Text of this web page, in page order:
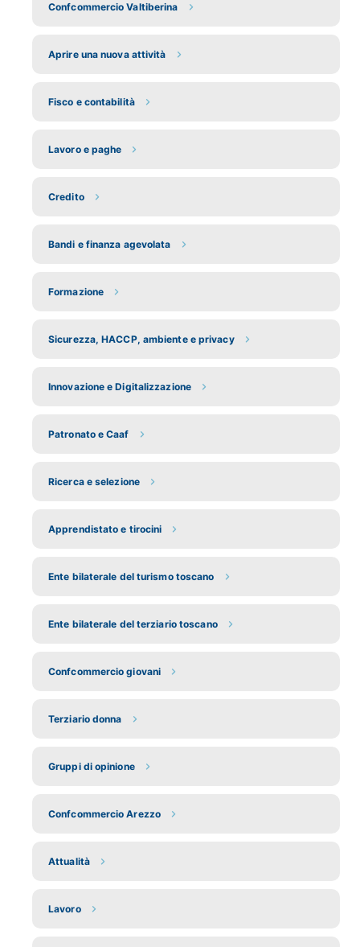
Confcommercio Valtiberina
Aprire una nuova attività
Fisco e contabilità
Lavoro e paghe
Credito
Bandi e finanza agevolata
Formazione
Sicurezza, HACCP, ambiente e privacy
Innovazione e Digitalizzazione
Patronato e Caaf
Ricerca e selezione
Apprendistato e tirocini
Ente bilaterale del turismo toscano
Ente bilaterale del terziario toscano
Confcommercio giovani
Terziario donna
Gruppi di opinione
Confcommercio Arezzo
Attualità
Lavoro